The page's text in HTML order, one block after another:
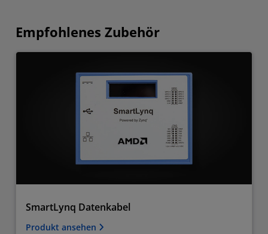
Empfohlenes Zubehör
SmartLynq Datenkabel
Produkt ansehen